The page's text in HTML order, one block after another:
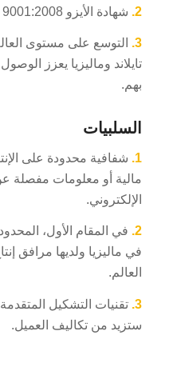
2. شهادة الأيزو 9001:2008 لضمان الجودة.
3.
التوسع على مستوى
تايلاند وماليزيا يعزز
بهم.
السلبيات
1. شفافية محدودة على
مالية أو معلومات مفصلة
الإلكتروني.
2. في المقام الأول،
في ماليزيا ولديها مرافق
العالم.
3. تقنيات التشكيل
ستزيد من تكاليف العميل.